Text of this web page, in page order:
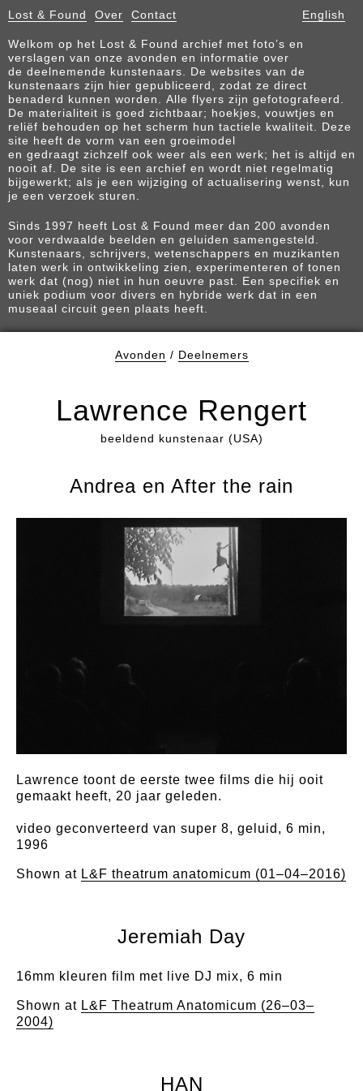
Lost & Found Over Contact English
Welkom op het Lost & Found archief met foto’s en
verslagen van onze avonden en informatie over
de deelnemende kunstenaars. De websites van de
kunstenaars zijn hier gepubliceerd, zodat ze direct
benaderd kunnen worden. Alle flyers zijn gefotografeerd.
De materialiteit is goed zichtbaar; hoekjes, vouwtjes en
reliëf behouden op het scherm hun tactiele kwaliteit. Deze
site heeft de vorm van een groeimodel
en gedraagt zichzelf ook weer als een werk; het is altijd en
nooit af. De site is een archief en wordt niet regelmatig
bijgewerkt; als je een wijziging of actualisering wenst, kun
je een verzoek sturen.
Sinds 1997 heeft Lost & Found meer dan 200 avonden
voor verdwaalde beelden en geluiden samengesteld.
Kunstenaars, schrijvers, wetenschappers en muzikanten
laten werk in ontwikkeling zien, experimenteren of tonen
werk dat (nog) niet in hun oeuvre past. Een specifiek en
uniek podium voor divers en hybride werk dat in een
museaal circuit geen plaats heeft.
Avonden / Deelnemers
Lawrence Rengert
beeldend kunstenaar (USA)
Andrea en After the rain
Lawrence toont de eerste twee films die hij ooit
gemaakt heeft, 20 jaar geleden.
video geconverteerd van super 8, geluid, 6 min,
1996
Shown at L&F theatrum anatomicum (01–04–2016)
Jeremiah Day
16mm kleuren film met live DJ mix, 6 min
Shown at L&F Theatrum Anatomicum (26–03–
2004)
HAN